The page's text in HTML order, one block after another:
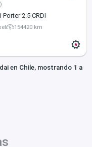
Porter 2.5 CRDI
154420 km
en Chile, mostrando 1 a